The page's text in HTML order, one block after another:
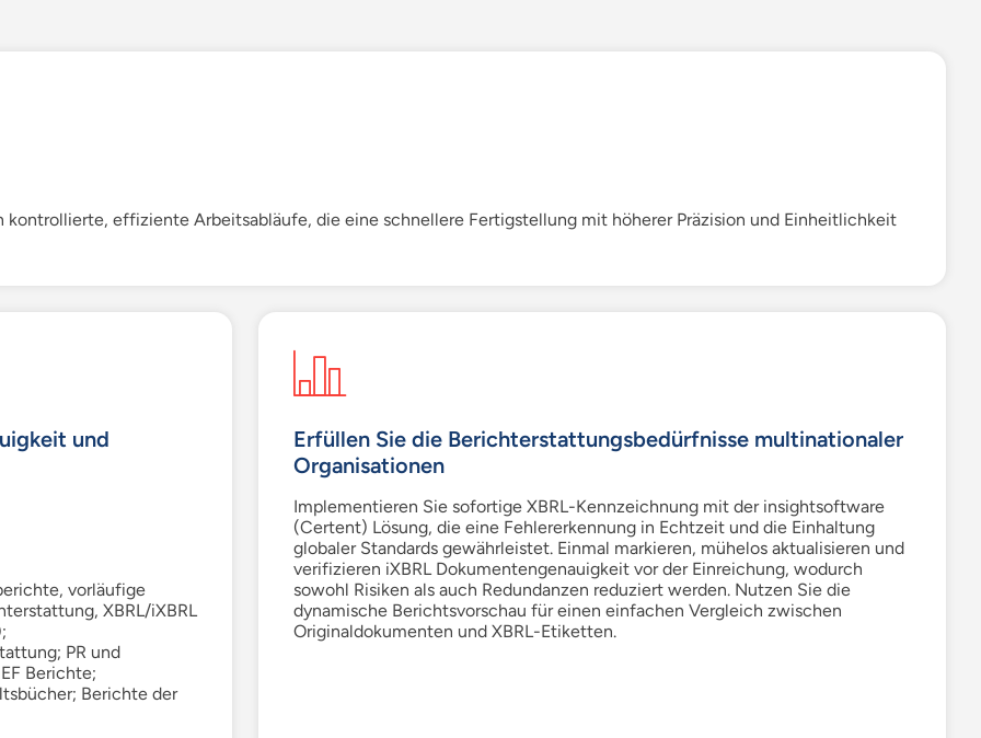
kontrollierte, effiziente Arbeitsabläufe, die eine schnellere Fertigstellung mit höherer Präzision und Einheitlichkeit
und
vorläufige
XBRL/iXBRL
PR und
Berichte;
Berichte der
Erfüllen Sie die Berichterstattungsbedürfnisse multinationaler
Organisationen
Implementieren Sie sofortige XBRL-Kennzeichnung mit der insightsoftware
(Certent) Lösung, die eine Fehlererkennung in Echtzeit und die Einhaltung
globaler Standards gewährleistet. Einmal markieren, mühelos aktualisieren und
verifizieren iXBRLDokumentengenauigkeit vor der Einreichung, wodurch
sowohl Risiken als auch Redundanzen reduziert werden. Nutzen Sie die
dynamische Berichtsvorschau für einen einfachen Vergleich zwischen
Originaldokumenten und XBRL-Etiketten.